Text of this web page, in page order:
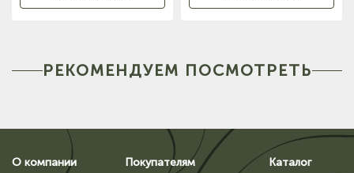
РЕКОМЕНДУЕМ ПОСМОТРЕТЬ
О компании
Покупателям
Каталог